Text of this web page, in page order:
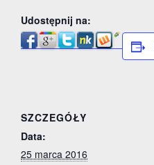
Udostępnij na:
SZCZEGÓŁY
Data:
25 marca 2016